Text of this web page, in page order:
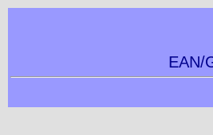
EAN/